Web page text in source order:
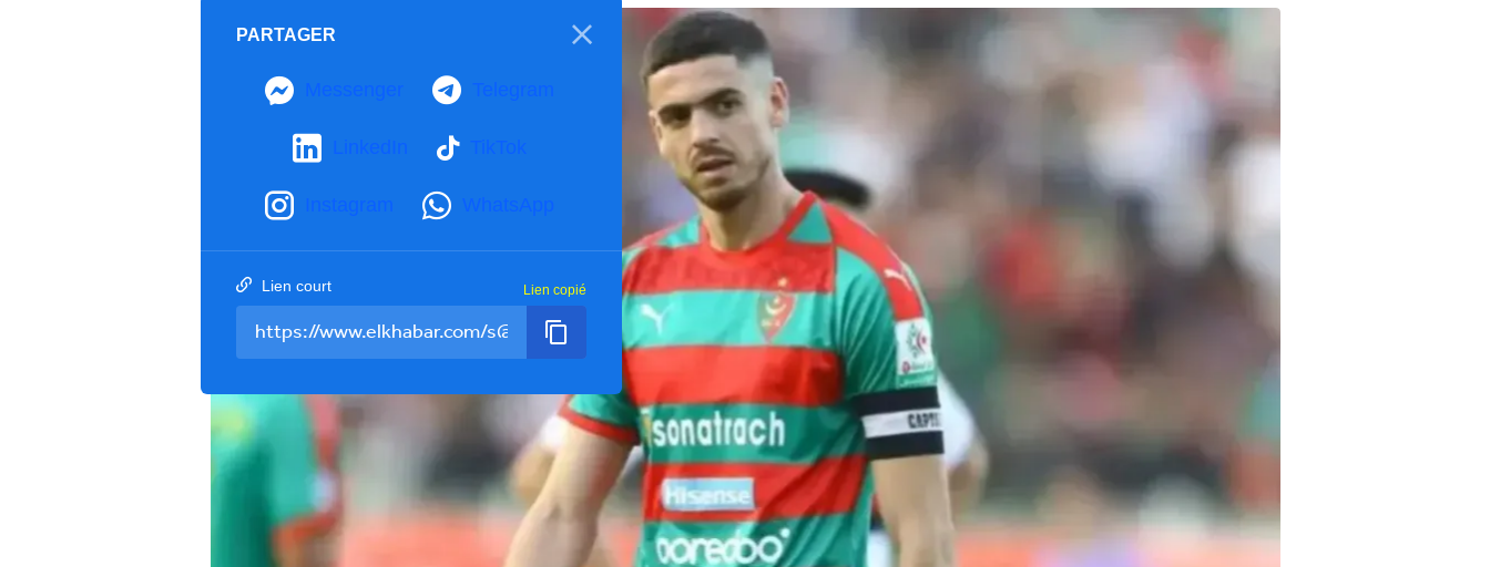
PARTAGER
Messenger Telegram
LinkedIn TikTok
Instagram WhatsApp
Lien court Lien copié